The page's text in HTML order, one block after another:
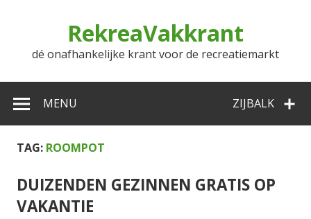
RekreaVakkrant
dé onafhankelijke krant voor de recreatiemarkt
ZIJBALK
MENU
TAG: ROOMPOT
DUIZENDEN GEZINNEN GRATIS OP
VAKANTIE